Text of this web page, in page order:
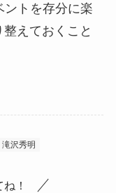
ントを存分に楽
えておくこと
滝沢秀明
！